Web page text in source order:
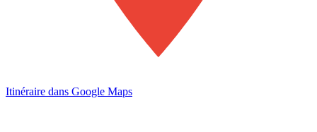
Itinéraire dans Google Maps